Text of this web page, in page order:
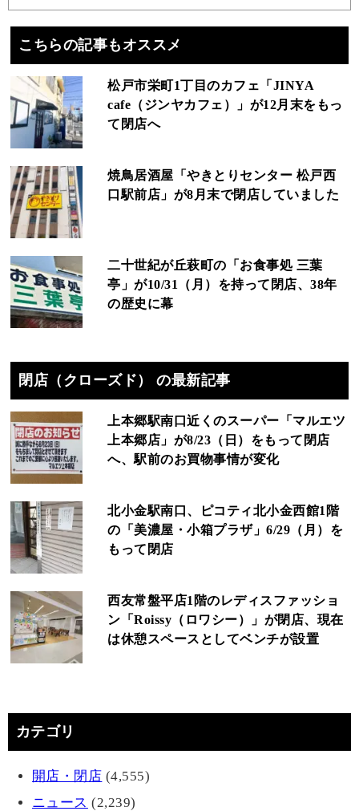
こちらの記事もオススメ
松戸市栄町1丁目のカフェ「JINYA
cafe（ジンヤカフェ）」が12月末をもっ
て閉店へ
焼鳥居酒屋「やきとりセンター 松戸西
口駅前店」が8月末で閉店していました
二十世紀が丘萩町の「お食事処 三葉
亭」が10/31（月）を持って閉店、38年
の歴史に幕
閉店（クローズド） の最新記事
上本郷駅南口近くのスーパー「マルエツ
上本郷店」が8/23（日）をもって閉店
へ、駅前のお買物事情が変化
北小金駅南口、ピコティ北小金西館1階
の「美濃屋・小箱プラザ」6/29（月）を
もって閉店
西友常盤平店1階のレディスファッショ
ン「Roissy（ロワシー）」が閉店、現在
は休憩スペースとしてベンチが設置
カテゴリ
開店・閉店 (4,555)
ニュース (2,239)